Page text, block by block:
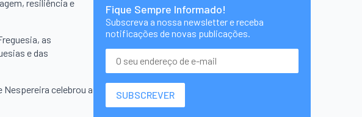
resiliência e
as
e das
celebrou a
Fique Sempre Informado!
Subscreva a nossa newsletter e receba
notificações de novas publicações.